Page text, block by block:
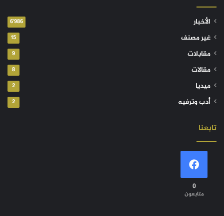
الأخبار 6٬986
غير مصنف 15
مقابلات 9
مقالات 8
ميديا 2
أدب وترفيه 2
تابعنا
0
متابعون